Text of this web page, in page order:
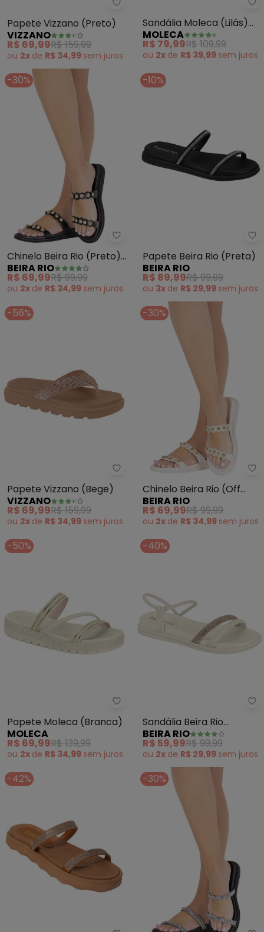
Vizzano - Papete Vizzano
Papete Vizzano (Preto)
VIZZANO
R$ 69,99R$ 159,99
ou 2x de R$ 34,99 sem juros
Sandália Moleca (Lilás)
com Velcro
MOLECA
R$ 79,99R$ 109,99
ou 2x de R$ 39,99 sem juros
-30%
Beira Rio - Chinelo Beira Rio
Chinelo Beira Rio (Preto)
em Sintético
BEIRA RIO
R$ 69,99R$ 99,99
ou 2x de R$ 34,99 sem juros
-10%
Papete Beira Rio (Preta)
BEIRA RIO
R$ 89,99R$ 99,99
ou 3x de R$ 29,99 sem juros
-56%
Vizzano - Papete Vizzano
Papete Vizzano (Bege)
VIZZANO
R$ 69,99R$ 159,99
ou 2x de R$ 34,99 sem juros
-30%
Chinelo Beira Rio (Off
White) Emsintético
BEIRA RIO
R$ 69,99R$ 99,99
ou 2x de R$ 34,99 sem juros
-50%
Moleca - Papete Moleca
Papete Moleca (Branca)
MOLECA
R$ 69,99R$ 139,99
ou 2x de R$ 34,99 sem juros
-40%
Sandália Beira Rio
(Branco)
BEIRA RIO
R$ 59,99R$ 99,99
ou 2x de R$ 29,99 sem juros
-42% -30%